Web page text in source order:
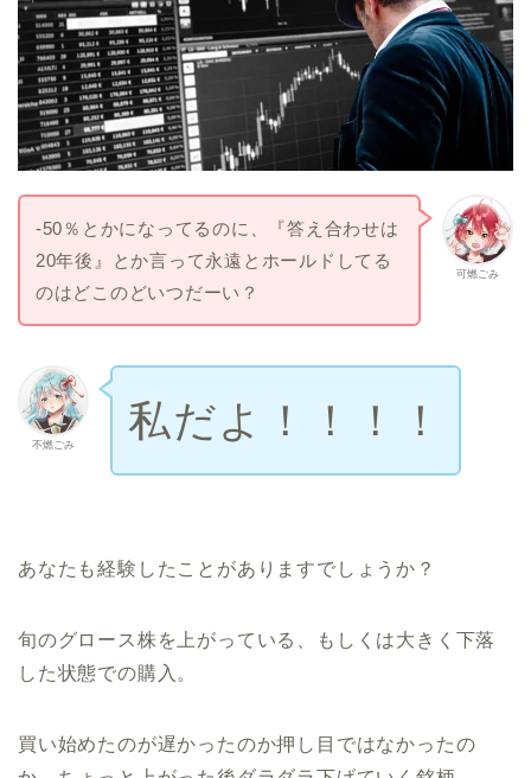
可燃ごみ
‐50％とかになってるのに、『答え合わせは
20年後』とか言って永遠とホールドしてる
のはどこのどいつだーい？
不燃ごみ
私だよ！！！！
あなたも経験したことがありますでしょうか？
旬のグロース株を上がっている、もしくは大きく下落
した状態での購入。
買い始めたのが遅かったのか押し目ではなかったの